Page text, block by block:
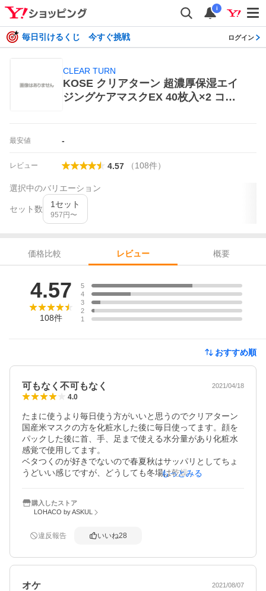
i
毎日引けるくじ 今すぐ挑戦 ログイン
CLEAR TURN
KOSE クリアターン 超濃厚保湿エイ
ジングケアマスクEX 40枚入×2 コー
最安値 -
レビュー 4.57 （108件）
選択中のバリエーション
セット数 1セット
957 円〜
価格比較 レビュー
概要
4.57
108件
5
4
3
2
1
おすすめ順
可もなく不可もなく 2021/04/18
4.0
たまに使うより毎日使う方がいいと思うのでクリアターン
国産米マスクの方を化粧水した後に毎日使ってます。顔を
パックした後に首、手、足まで使える水分量があり化粧水
感覚で使用してます。
ベタつくのが好きでないので春夏秋はサッパリとしてちょ
うどいい感じですが、どうしても冬場は乾燥してカピカピ
チャレンジしてこちら商品を使用してみましまが若干米マ
スクより保湿があるカモ位でした。
もっとみる
購入したストア
LOHACO by ASKUL
違反報告 いいね28
オケ 2021/08/07